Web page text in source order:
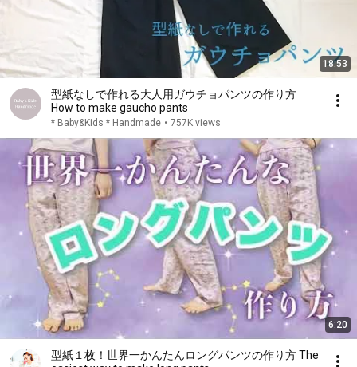
18:53
型紙なしで作れる大人用ガウチョパンツの作り方
How to make gaucho pants
* Baby&Kids * Handmade • 757K views
6:20
型紙１枚！世界一かんたんロングパンツの作り方 The